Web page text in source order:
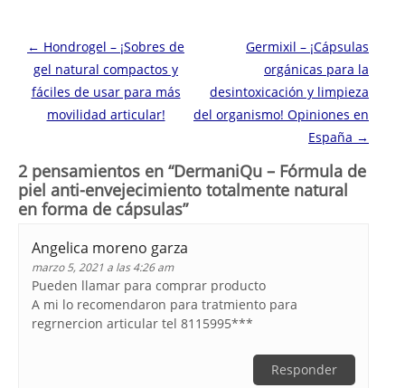
Navegación de entradas
← Hondrogel – ¡Sobres de
gel natural compactos y
fáciles de usar para más
movilidad articular!
Germixil – ¡Cápsulas
orgánicas para la
desintoxicación y limpieza
del organismo! Opiniones en
España →
2 pensamientos en “DermaniQu – Fórmula de
piel anti-envejecimiento totalmente natural
en forma de cápsulas”
Angelica moreno garza
marzo 5, 2021 a las 4:26 am
Pueden llamar para comprar producto
A mi lo recomendaron para tratmiento para
regrnercion articular tel 8115995***
Responder